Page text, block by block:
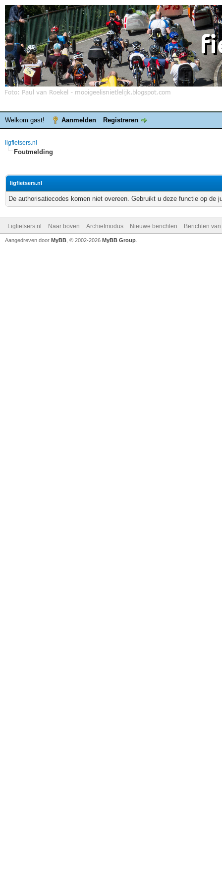
Welkom gast! Aanmelden Registreren
ligfietsers.nl
Foutmelding
ligfietsers.nl
De authorisatiecodes komen niet overeen. Gebruikt u deze functie op de
Ligfietsers.nl Naar boven Archiefmodus Nieuwe berichten Berichten
Aangedreven door MyBB , © 2002-2026 MyBB Group